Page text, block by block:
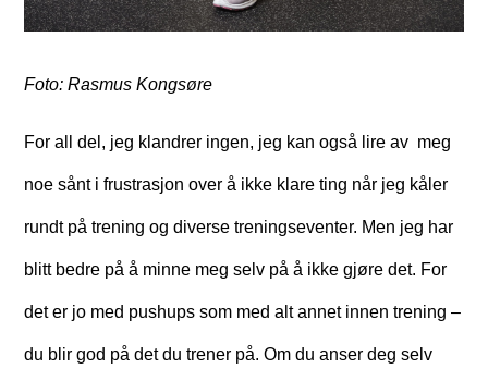
Foto: Rasmus Kongsøre
For all del, jeg klandrer ingen, jeg kan også lire av meg
noe sånt i frustrasjon over å ikke klare ting når jeg kåler
rundt på trening og diverse treningseventer. Men jeg har
blitt bedre på å minne meg selv på å ikke gjøre det. For
det er jo med pushups som med alt annet innen trening –
du blir god på det du trener på. Om du anser deg selv